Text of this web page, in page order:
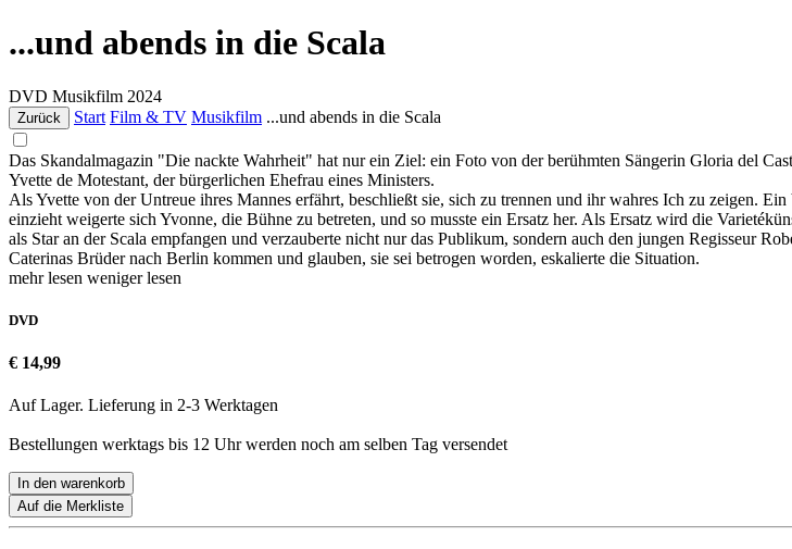
...und abends in die Scala
DVD Musikfilm 2024
Zurück Start Film & TV Musikfilm ...und abends in die Scala
Das Skandalmagazin "Die nackte Wahrheit" hat nur ein Ziel: ein Foto von der berühmten Sängerin Gloria del
Yvette de Motestant, der bürgerlichen Ehefrau eines Ministers.
Als Yvette von der Untreue ihres Mannes erfährt, beschließt sie, sich zu trennen und ihr wahres Ich zu zeigen.
einzieht weigerte sich Yvonne, die Bühne zu betreten, und so musste ein Ersatz her. Als Ersatz wird die
als Star an der Scala empfangen und verzauberte nicht nur das Publikum, sondern auch den jungen Regisseur
Caterinas Brüder nach Berlin kommen und glauben, sie sei betrogen worden, eskalierte die Situation.
mehr lesen weniger lesen
DVD
€ 14,99
Auf Lager. Lieferung in 2-3 Werktagen
Bestellungen werktags bis 12 Uhr werden noch am selben Tag versendet
In den warenkorb
Auf die Merkliste